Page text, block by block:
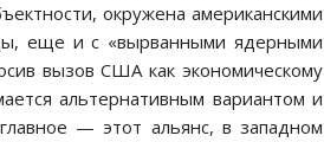
окружена американскими
еще и с «вырванными ядерными
вызов США как экономическому
альтернативным вариантом и
— этот альянс, в западном